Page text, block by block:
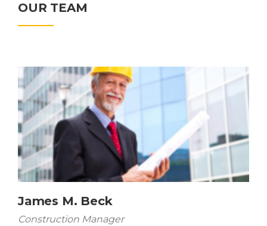
OUR TEAM
James M. Beck
Construction Manager